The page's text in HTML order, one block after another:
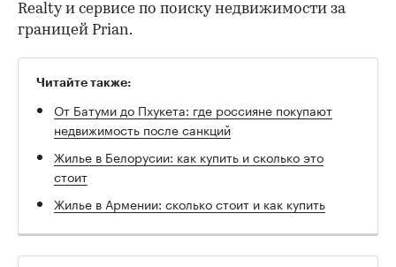
Realty и сервисе по поиску недвижимости за
границей Prian.
Читайте также:
От Батуми до Пхукета: где россияне покупают
недвижимость после санкций
Жилье в Белорусии: как купить и сколько это
стоит
Жилье в Армении: сколько стоит и как купить